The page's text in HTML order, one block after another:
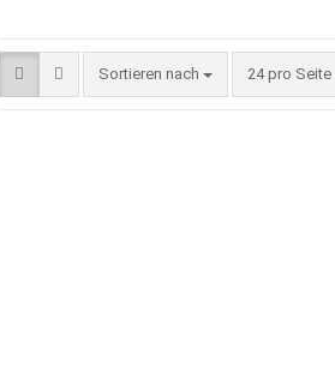
Sortieren nach
Sortieren nach 24 pro Seite
pro Seite